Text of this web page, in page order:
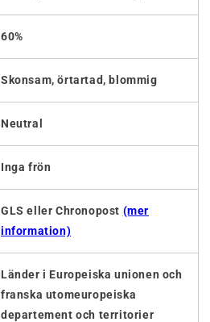
60%
Skonsam, örtartad, blommig
Neutral
Inga frön
GLS eller Chronopost (mer
information)
Länder i Europeiska unionen och
franska utomeuropeiska
departement och territorier